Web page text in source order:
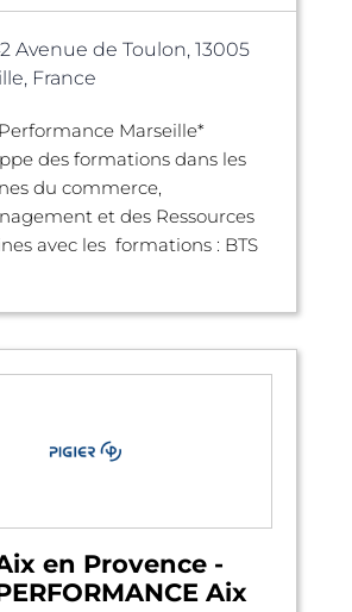
Avenue de Toulon, 13005
France
Marseille*
des formations dans les
du commerce,
et des Ressources
avec les formations : BTS
en Provence -
Aix